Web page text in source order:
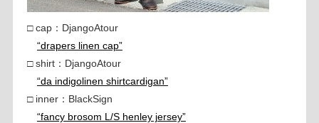
□ cap：DjangoAtour
“drapers linen cap”
□ shirt：DjangoAtour
“da indigolinen shirtcardigan”
□ inner：BlackSign
“fancy brosom L/S henley jersey”